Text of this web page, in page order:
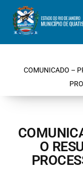
COMUNICADO –
O